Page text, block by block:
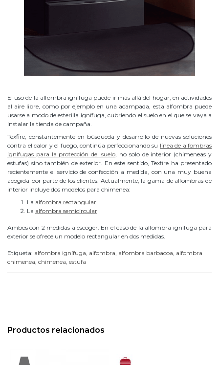
El uso de la alfombra ignífuga puede ir más allá del hogar, en actividades
al aire libre, como por ejemplo en una acampada, esta alfombra puede
usarse a modo de esterilla ignífuga, cubriendo el suelo en el que se vaya a
instalar la tienda de campaña.
Texfire, constantemente en búsqueda y desarrollo de nuevas soluciones
contra el calor y el fuego, continúa perfeccionando su línea de alfombras
ignífugas para la protección del suelo, no solo de interior (chimeneas y
estufas) sino también de exterior. En este sentido, Texfire ha presentado
recientemente el servicio de confección a medida, con una muy buena
acogida por parte de los clientes. Actualmente, la gama de alfombras de
interior incluye dos modelos para chimenea:
La alfombra rectangular
La alfombra semicircular
Ambos con 2 medidas a escoger. En el caso de la alfombra ignífuga para
exterior se ofrece un modelo rectangular en dos medidas.
Etiqueta: alfombra ignífuga, alfombra, alfombra barbacoa, alfombra
chimenea, chimenea, estufa
Productos relacionados